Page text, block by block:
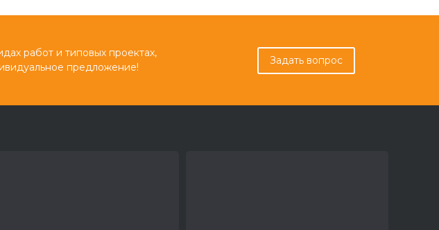
работ и типовых проектах,
предложение!
Задать вопрос